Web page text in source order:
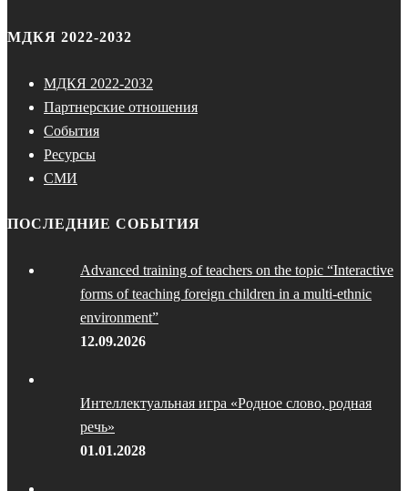
МДКЯ 2022-2032
МДКЯ 2022-2032
Партнерские отношения
События
Ресурсы
СМИ
ПОСЛЕДНИЕ СОБЫТИЯ
Advanced training of teachers on the topic “Interactive
forms of teaching foreign children in a multi-ethnic
environment”
12.09.2026
Интеллектуальная игра «Родное слово, родная
речь»
01.01.2028